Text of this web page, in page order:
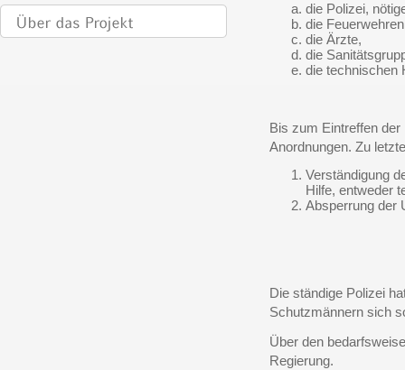
die Polizei,
die
die Ärzte,
die
die technischen
Bis zum Eintreffen
Anordnungen. Zu
Verständigung
Hilfe, entweder
Absperrung der
Die ständige Polizei
Schutzmännern sich
Über den
Regierung.